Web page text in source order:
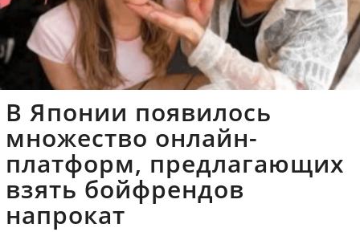
В Японии появилось
множество онлайн-
платформ, предлагающих
взять бойфрендов
напрокат